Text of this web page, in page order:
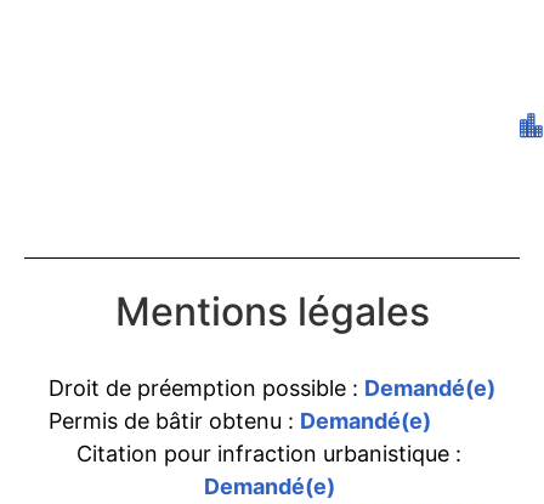
Mentions légales
Droit de préemption possible : Demandé(e)
Permis de bâtir obtenu : Demandé(e)
Citation pour infraction urbanistique :
Demandé(e)